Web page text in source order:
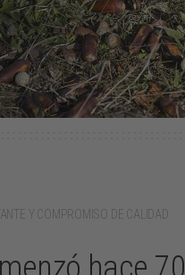
Y COMPROMISO DE CALIDAD